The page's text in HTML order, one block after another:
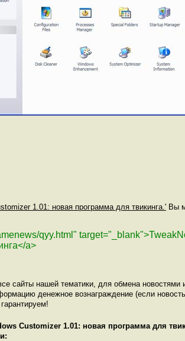
1.01: новая программа для твикинга.' Вы
qyy.html"
a>
сайты нашей тематики, для обмена новостями
денежное вознаграждение (если
Customizer 1.01: новая программа для